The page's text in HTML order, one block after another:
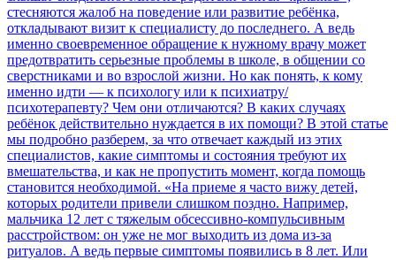
стесняются жалоб на поведение или развитие ребёнка,
откладывают визит к специалисту до последнего. А ведь
именно своевременное обращение к нужному врачу может
предотвратить серьезные проблемы в школе, в общении со
сверстниками и во взрослой жизни. Но как понять, к кому
именно идти — к психологу или к психиатру/
психотерапевту? Чем они отличаются? В каких случаях
ребёнок действительно нуждается в их помощи? В этой статье
мы подробно разберем, за что отвечает каждый из этих
специалистов, какие симптомы и состояния требуют их
вмешательства, и как не пропустить момент, когда помощь
становится необходимой. «На приеме я часто вижу детей,
которых родители привели слишком поздно. Например,
мальчика 12 лет с тяжелым обсессивно-компульсивным
расстройством: он уже не мог выходить из дома из-за
ритуалов. А ведь первые симптомы появились в 8 лет. Или